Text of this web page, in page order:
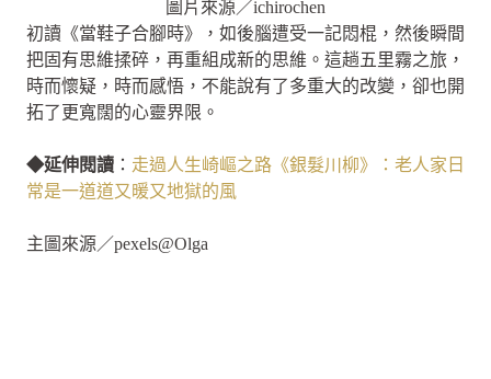
圖片來源／ichirochen
初讀《當鞋子合腳時》，如後腦遭受一記悶棍，然後瞬間
把固有思維揉碎，再重組成新的思維。這趟五里霧之旅，
時而懷疑，時而感悟，不能說有了多重大的改變，卻也開
拓了更寬闊的心靈界限。
◆延伸閱讀 ： 走過人生崎嶇之路《銀髮川柳》：老人家日
常是一道道又暖又地獄的風
主圖來源／pexels@Olga